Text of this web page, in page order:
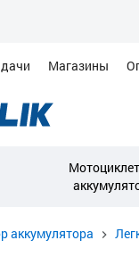
Магазины
аккумулятора